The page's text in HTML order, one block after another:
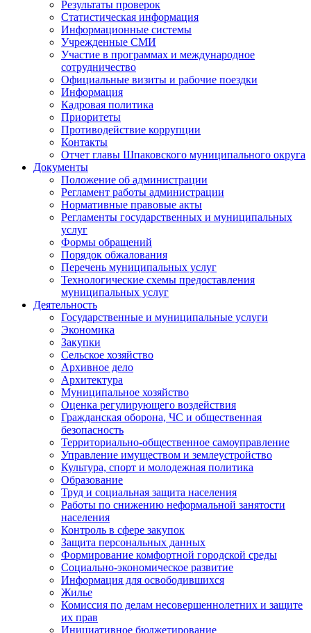
Результаты проверок
Статистическая информация
Информационные системы
Учрежденные СМИ
Участие в программах и международное
сотрудничество
Официальные визиты и рабочие поездки
Информация
Кадровая политика
Приоритеты
Противодействие коррупции
Контакты
Отчет главы Шпаковского муниципального округа
Документы
Положение об администрации
Регламент работы администрации
Нормативные правовые акты
Регламенты государственных и муниципальных
услуг
Формы обращений
Порядок обжалования
Перечень муниципальных услуг
Технологические схемы предоставления
муниципальных услуг
Деятельность
Государственные и муниципальные услуги
Экономика
Закупки
Сельское хозяйство
Архивное дело
Архитектура
Муниципальное хозяйство
Оценка регулирующего воздействия
Гражданская оборона, ЧС и общественная
безопасность
Территориально-общественное самоуправление
Управление имуществом и землеустройство
Культура, спорт и молодежная политика
Образование
Труд и социальная защита населения
Работы по снижению неформальной занятости
населения
Контроль в сфере закупок
Защита персональных данных
Формирование комфортной городской среды
Социально-экономическое развитие
Информация для освободившихся
Жилье
Комиссия по делам несовершеннолетних и защите
их прав
Инициативное бюджетирование